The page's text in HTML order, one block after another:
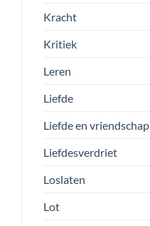
Kracht
Kritiek
Leren
Liefde
Liefde en vriendschap
Liefdesverdriet
Loslaten
Lot